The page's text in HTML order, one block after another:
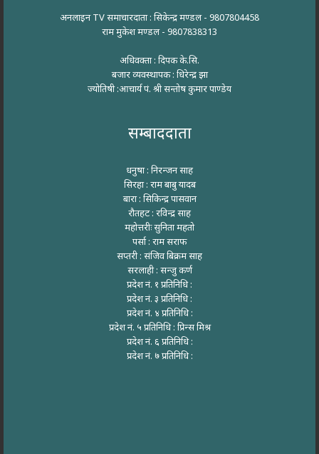
अनलाइन TV समाचारदाता : सिकेन्द्र मण्डल - 9807804458
राम मुकेश मण्डल - 9807838313
अधिवक्ता : दिपक के.सि.
बजार व्यवस्थापक : धिरेन्द्र झा
ज्योतिषी :आचार्य पं. श्री सन्तोष कुमार पाण्डेय
सम्बाददाता
धनुषा : निरन्जन साह
सिरहा : राम बाबु यादब
बारा : सिकिन्द्र पासवान
रौतहट : रविन्द्र साह
महोत्तरीः सुनिता महतो
पर्सा : राम सराफ
सप्तरी : संजिव बिक्रम साह
सरलाही : सन्जु कर्ण
प्रदेश नं. १ प्रतिनिधि :
प्रदेश नं. ३ प्रतिनिधि :
प्रदेश नं. ४ प्रतिनिधि :
प्रदेश नं. ५ प्रतिनिधि : प्रिन्स मिश्र
प्रदेश नं. ६ प्रतिनिधि :
प्रदेश नं. ७ प्रतिनिधि :